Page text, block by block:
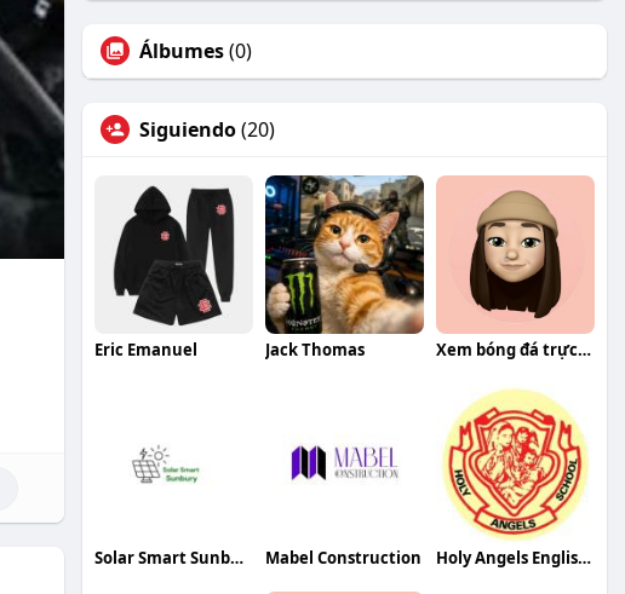
Álbumes(0)
Siguiendo(20)
Eric Emanuel Jack Thomas Xem bóng đá trực tiếp miễn phí
Solar Smart Sunbury Sunbury Mabel Construction Holy Angels English High School